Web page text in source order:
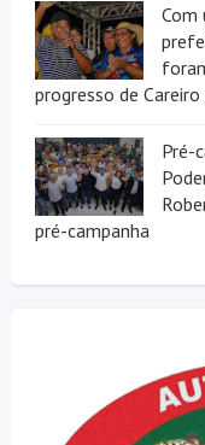
Com
progresso de
Pré-
pré-campanha